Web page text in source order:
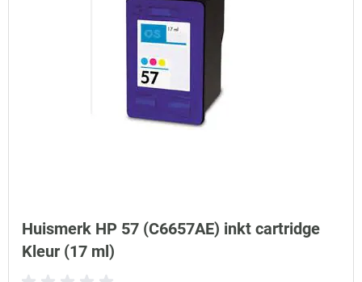
Huismerk HP 57 (C6657AE) inkt cartridge
Kleur (17 ml)